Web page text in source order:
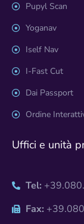
Pupyl Scan
Yoganav
Iself Nav
I-Fast Cut
Dai Passport
Ordine
Uffici e unità
Tel:
Fax: